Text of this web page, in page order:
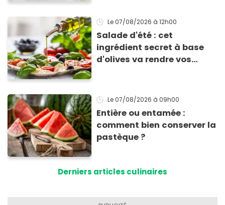
Le 07/08/2026 à 12h00
Salade d'été : cet
ingrédient secret à base
d'olives va rendre vos
Le 07/08/2026 à 09h00
Entière ou entamée :
comment bien conserver la
pastèque ?
Derniers articles culinaires